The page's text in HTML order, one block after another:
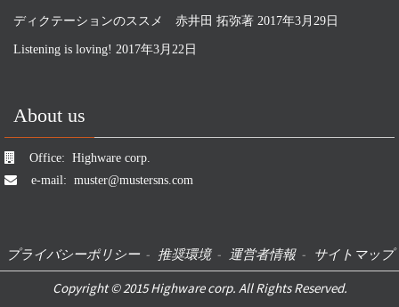
ディクテーションのススメ 赤井田 拓弥著 2017年3月29日
Listening is loving! 2017年3月22日
About us
Office: Highware corp.
e-mail: muster@mustersns.com
プライバシーポリシー- 推奨環境- 運営者情報- サイトマップ
Copyright © 2015 Highware corp. All Rights Reserved.